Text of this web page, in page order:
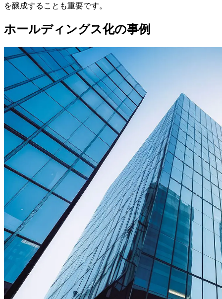
を醸成することも重要です。
ホールディングス化の事例